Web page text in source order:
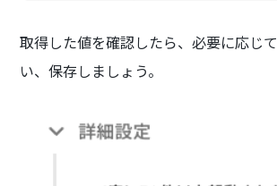
取得した値を確認したら、必要に応じ
い、保存しましょう。